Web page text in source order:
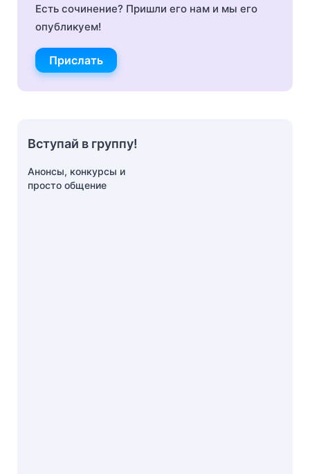
Есть сочинение? Пришли его нам и мы его
опубликуем!
Прислать
Вступай в группу!
Анонсы, конкурсы и
просто общение